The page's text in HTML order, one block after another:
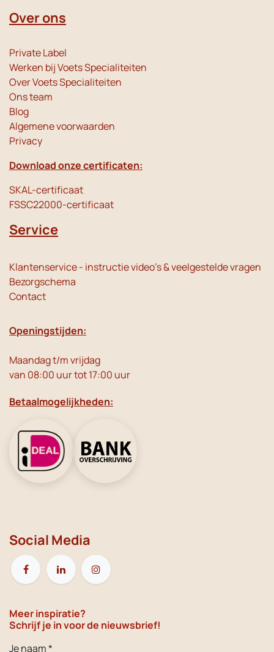
Over ons
Private Label
Werken bij Voets Specialiteiten
Over Voets Specialiteiten
Ons team
Blog
Algemene voorwaarden
Privacy
Download onze certificaten:
SKAL-certificaat
FSSC22000-certificaat
Service
Klantenservice - instructie video's & veelgestelde vragen
Bezorgschema
Contact
Openingstijden:
Maandag t/m vrijdag
van 08:00 uur tot 17:00 uur
Betaalmogelijkheden:
Social Media
Meer inspiratie?
Schrijf je in voor de nieuwsbrief!
Je naam *